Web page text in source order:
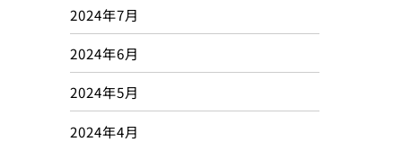
2024年7月
2024年6月
2024年5月
2024年4月